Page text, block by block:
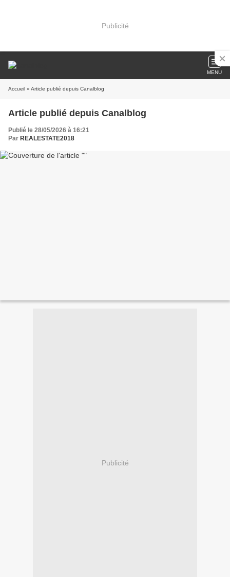
Publicité
MENU
Accueil » Article publié depuis Canalblog
Article publié depuis Canalblog
Publié le 28/05/2026 à 16:21
Par REALESTATE2018
Publicité